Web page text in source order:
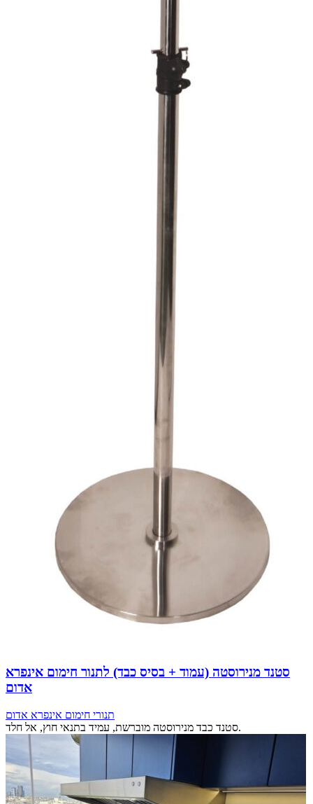
סטנד מנירוסטה (עמוד + בסיס כבד) לתנור חימום אינפרא
אדום
תנורי חימום אינפרא אדום
סטנד כבד מנירוסטה מוברשת, עמיד בתנאי חוץ, אל חלד.